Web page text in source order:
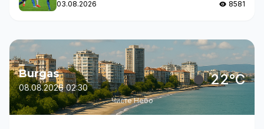
чемпіонів
03.08.2026 8581
Burgas
08.08.2026 02:30 22°C
Чисте Небо